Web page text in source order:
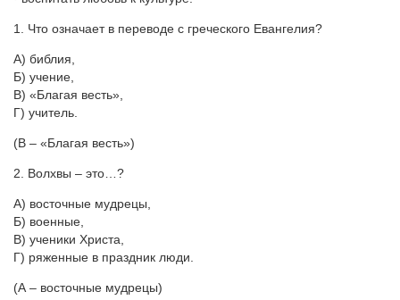
1. Что означает в переводе с греческого Евангелия?
А) библия,
Б) учение,
В) «Благая весть»,
Г) учитель.
(В – «Благая весть»)
2. Волхвы – это…?
А) восточные мудрецы,
Б) военные,
В) ученики Христа,
Г) ряженные в праздник люди.
(А – восточные мудрецы)